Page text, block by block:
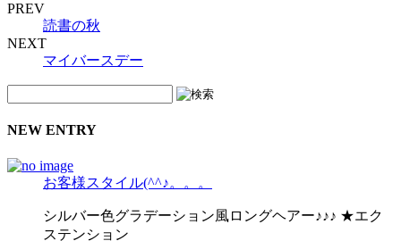
PREV
読書の秋
NEXT
マイバースデー
NEW ENTRY
お客様スタイル(^^♪。。。
シルバー色グラデーション風ロングヘアー♪♪♪ ★エク
ステンション